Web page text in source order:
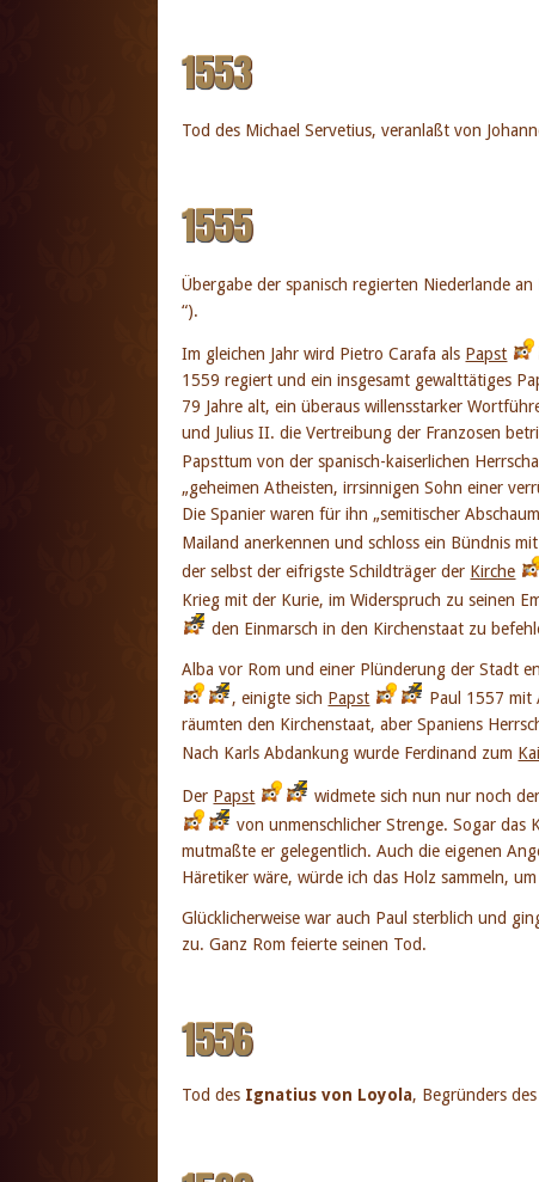
1553
Tod des Michael Servetius, veranlaßt von
1555
Übergabe der spanisch regierten Niederlande an
“).
Im gleichen Jahr wird Pietro Carafa als Papst
1559 regiert und ein insgesamt gewalttätiges
79 Jahre alt, ein überaus willensstarker
und Julius II. die Vertreibung der Franzosen
Papsttum von der spanisch-kaiserlichen
„geheimen Atheisten, irrsinnigen Sohn einer
Die Spanier waren für ihn „semitischer
Mailand anerkennen und schloss ein Bündnis
der selbst der eifrigste Schildträger der Kirche
Krieg mit der Kurie, im Widerspruch zu seinen
den Einmarsch in den Kirchenstaat zu
Alba vor Rom und einer Plünderung der Stadt
, einigte sich Papst
Paul 1557 mit
räumten den Kirchenstaat, aber Spaniens
Nach Karls Abdankung wurde Ferdinand zum
Der Papst widmete sich nun nur noch
von unmenschlicher Strenge. Sogar das
mutmaßte er gelegentlich. Auch die eigenen
Häretiker wäre, würde ich das Holz sammeln,
Glücklicherweise war auch Paul sterblich und
zu. Ganz Rom feierte seinen Tod.
1556
Tod des Ignatius von Loyola, Begründers